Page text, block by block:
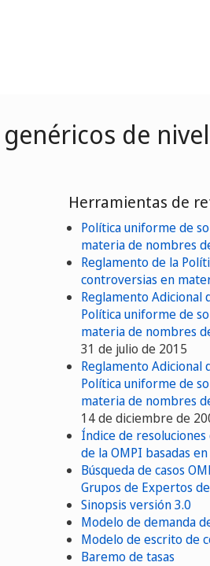
de
Herramientas de
Política uniforme de
materia de nombres
Reglamento de la
controversias en
Reglamento Adicional
Política uniforme de
materia de nombres
31 de julio de 2015
Reglamento Adicional
Política uniforme de
materia de nombres
14 de diciembre de
Índice de
de la OMPI basadas
Búsqueda de casos
Grupos de Expertos
Sinopsis versión 3.0
Modelo de demanda
Modelo de escrito de
Baremo de tasas